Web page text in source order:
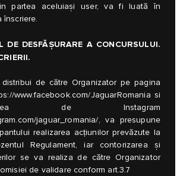
partea aceluiași user, va fi luată în
înscriere.
DE DESFĂȘURARE A CONCURSULUI.
de către Organizator pe pagina
www.facebook.com/JaguarRomania si
de Instagram
jaguar_romania/, va presupune
realizarea acțiunilor prevăzute la
Regulament, iar contorizarea și
se va realiza de către Organizator
de validare conform art.3.7